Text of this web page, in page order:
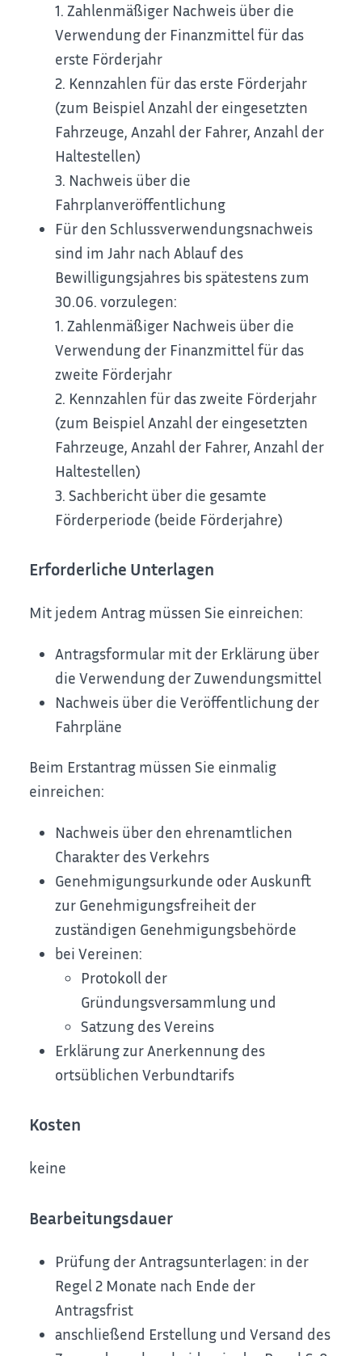
1. Zahlenmäßiger Nachweis über die
Verwendung der Finanzmittel für das
erste Förderjahr
2. Kennzahlen für das erste Förderjahr
(zum Beispiel Anzahl der eingesetzten
Fahrzeuge, Anzahl der Fahrer, Anzahl der
Haltestellen)
3. Nachweis über die
Fahrplanveröffentlichung
Für den Schlussverwendungsnachweis
sind im Jahr nach Ablauf des
Bewilligungsjahres bis spätestens zum
30.06. vorzulegen:
1. Zahlenmäßiger Nachweis über die
Verwendung der Finanzmittel für das
zweite Förderjahr
2. Kennzahlen für das zweite Förderjahr
(zum Beispiel Anzahl der eingesetzten
Fahrzeuge, Anzahl der Fahrer, Anzahl der
Haltestellen)
3. Sachbericht über die gesamte
Förderperiode (beide Förderjahre)
Erforderliche Unterlagen
Mit jedem Antrag müssen Sie einreichen:
Antragsformular mit der Erklärung über
die Verwendung der Zuwendungsmittel
Nachweis über die Veröffentlichung der
Fahrpläne
Beim Erstantrag müssen Sie einmalig
einreichen:
Nachweis über den ehrenamtlichen
Charakter des Verkehrs
Genehmigungsurkunde oder Auskunft
zur Genehmigungsfreiheit der
zuständigen Genehmigungsbehörde
bei Vereinen:
Protokoll der
Gründungsversammlung und
Satzung des Vereins
Erklärung zur Anerkennung des
ortsüblichen Verbundtarifs
Kosten
keine
Bearbeitungsdauer
Prüfung der Antragsunterlagen: in der
Regel 2 Monate nach Ende der
Antragsfrist
anschließend Erstellung und Versand des